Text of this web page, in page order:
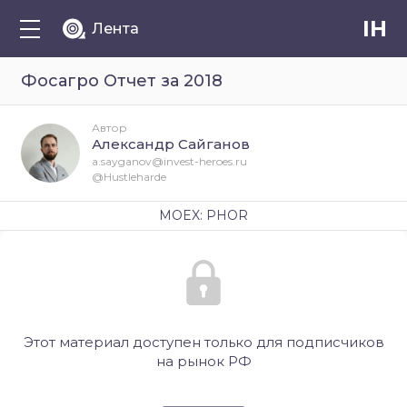
Лента IH
Фосагро Отчет за 2018
Этот материал доступен только для подписчиков
на рынок РФ
Автор
Александр Сайганов
a.sayganov@invest-heroes.ru
@Hustleharde
MOEX: PHOR